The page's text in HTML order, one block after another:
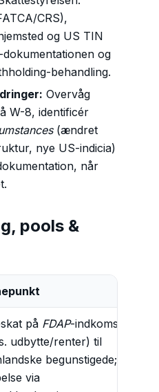
CRS),
og US TIN
og
behandling.
Overvåg
W-8, identificér
(ændret
nye US-indicia)
når
pools &
på FDAP-indkomst
udbytte/renter) til
begunstigede;
via